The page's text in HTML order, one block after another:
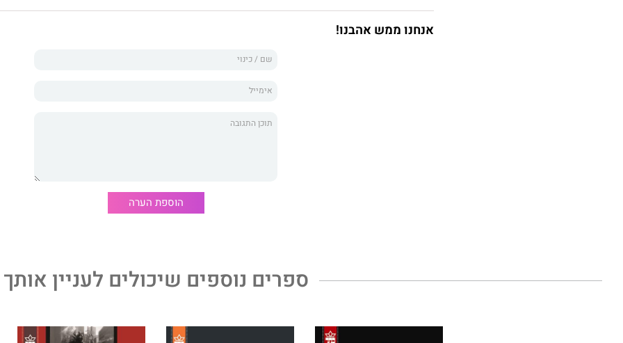
למחרת בבוקר, הם מגלים שלור נעלמה, ואלין יודעת שכדי למצוא אותה היא חייבת
לבטוח באינסטינקטים המקצועיים שלה. אבל הסערה כבר חוסמת את כל דרכי
הגישה למלון, ושאר האורחים מתחילים להילחץ. ואז נעלמת אישה נוספת - היחידה
שיכלה להזהיר מפני הסכנה הצפויה להם. ככל שאלין מתאמצת לפתור את
התעלומה, היא יורדת עוד ועוד למעמקי הסנטוריום ולעברו, ומגלה שהעבר כלל לא
מפתיעים ועם מניע הנטוע היטב במקום שבו מתרחשת העלילה. מייד עם פרסומו
אנחנו ממש אהבנו!
הוספת הערה
ספרים נוספים שיכולים לעניין אותך